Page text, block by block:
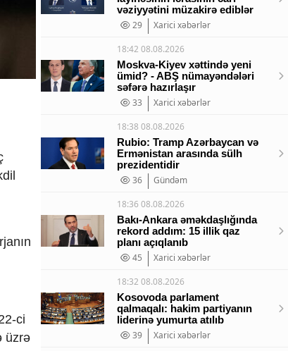
ci
üzrə
vəziyyətini müzakirə ediblər
29
Xarici xəbərlər
18:42 08.08.2026
Moskva-Kiyev xəttində yeni
ümid? - ABŞ nümayəndələri
səfərə hazırlaşır
33
Xarici xəbərlər
18:38 08.08.2026
Rubio: Tramp Azərbaycan və
Ermənistan arasında sülh
prezidentidir
36
Gündəm
18:36 08.08.2026
Bakı-Ankara əməkdaşlığında
rekord addım: 15 illik qaz
planı açıqlanıb
45
Xarici xəbərlər
18:32 08.08.2026
Kosovoda parlament
qalmaqalı: hakim partiyanın
liderinə yumurta atılıb
39
Xarici xəbərlər